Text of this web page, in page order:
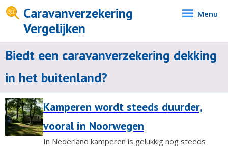
Caravanverzekering
Vergelijken
Menu
Biedt een caravanverzekering dekking
in het buitenland?
Kamperen wordt steeds duurder,
vooral in Noorwegen
In Nederland kamperen is gelukkig nog steeds